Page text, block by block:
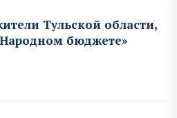
Тульской области,
бюджете»